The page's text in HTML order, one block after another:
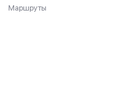
Маршруты